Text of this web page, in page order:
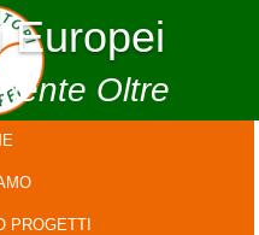
Europei
Oltre
PROGETTI